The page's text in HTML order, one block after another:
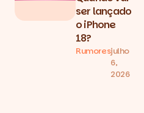
ser lançado
o iPhone
18?
Rumoresjulho
6,
2026